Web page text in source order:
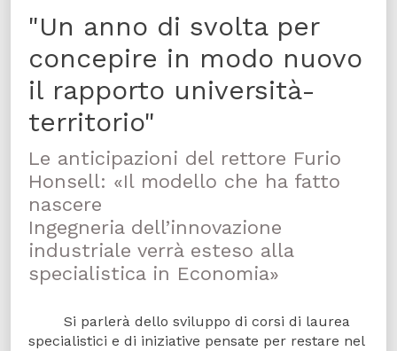
"Un anno di svolta per
concepire in modo nuovo
il rapporto università-
territorio"
Le anticipazioni del rettore Furio
Honsell: «Il modello che ha fatto
nascere
Ingegneria dell’innovazione
industriale verrà esteso alla
specialistica in Economia»
Si parlerà dello sviluppo di corsi di laurea
specialistici e di iniziative pensate per restare nel